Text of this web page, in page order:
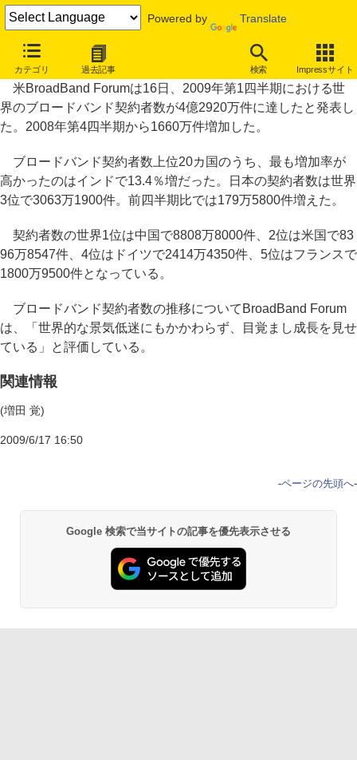
Powered by Translate
カテゴリ 過去記事 検索 Impressサイト
世界のブロードバンド契約者数は4億2920万件
米BroadBand Forumは16日、2009年第1四半期における世
界のブロードバンド契約者数が4億2920万件に達したと発表し
た。2008年第4四半期から1660万件増加した。
ブロードバンド契約者数上位20カ国のうち、最も増加率が
高かったのはインドで13.4％増だった。日本の契約者数は世界
3位で3063万1900件。前四半期比では179万5800件増えた。
契約者数の世界1位は中国で8808万8000件、2位は米国で83
96万8547件、4位はドイツで2414万4350件、5位はフランスで
1800万9500件となっている。
ブロードバンド契約者数の推移についてBroadBand Forum
は、「世界的な景気低迷にもかかわらず、目覚まし成長を見せ
ている」と評価している。
関連情報
(増田 覚)
2009/6/17 16:50
-ページの先頭へ-
Google 検索で当サイトの記事を優先表示させる